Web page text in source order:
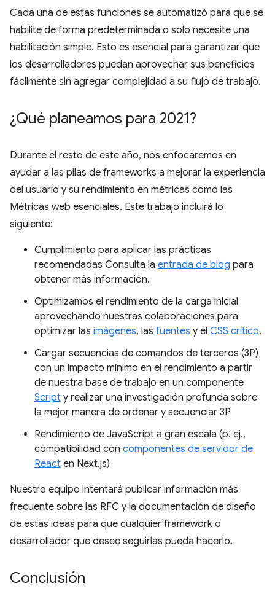
Cada una de estas funciones se automatizó para que se
habilite de forma predeterminada o solo necesite una
habilitación simple. Esto es esencial para garantizar que
los desarrolladores puedan aprovechar sus beneficios
fácilmente sin agregar complejidad a su flujo de trabajo.
¿Qué planeamos para 2021?
Durante el resto de este año, nos enfocaremos en
ayudar a las pilas de frameworks a mejorar la experiencia
del usuario y su rendimiento en métricas como las
Métricas web esenciales. Este trabajo incluirá lo
siguiente:
Cumplimiento para aplicar las prácticas
recomendadas Consulta la entrada de blog para
obtener más información.
Optimizamos el rendimiento de la carga inicial
aprovechando nuestras colaboraciones para
optimizar las imágenes, las fuentes y el CSS crítico.
Cargar secuencias de comandos de terceros (3P)
con un impacto mínimo en el rendimiento a partir
de nuestra base de trabajo en un componente
Script y realizar una investigación profunda sobre
la mejor manera de ordenar y secuenciar 3P
Rendimiento de JavaScript a gran escala (p. ej.,
compatibilidad con componentes de servidor de
React en Next.js)
Nuestro equipo intentará publicar información más
frecuente sobre las RFC y la documentación de diseño
de estas ideas para que cualquier framework o
desarrollador que desee seguirlas pueda hacerlo.
Conclusión